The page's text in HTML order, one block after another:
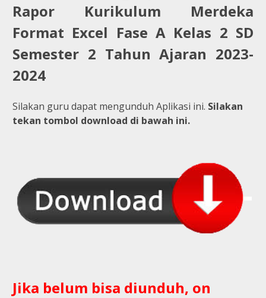
Rapor Kurikulum Merdeka
Format Excel Fase A Kelas 2 SD
Semester 2 Tahun Ajaran 2023-
2024
Silakan guru dapat mengunduh Aplikasi ini. Silakan
tekan tombol download di bawah ini.
Jika belum bisa diunduh, on